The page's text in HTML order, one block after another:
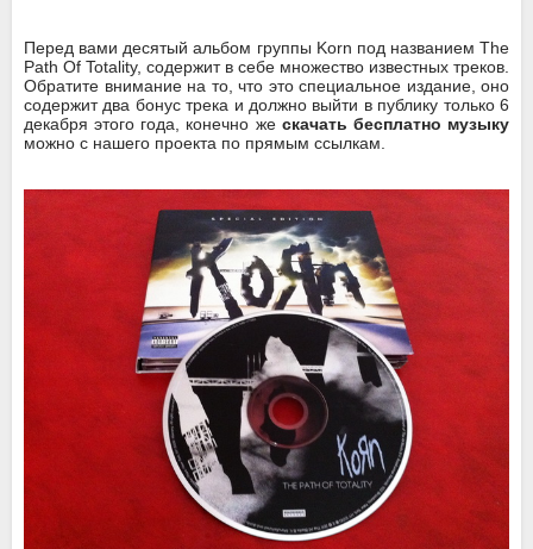
Перед вами десятый альбом группы Korn под названием The
Path Of Totality, содержит в себе множество известных треков.
Обратите внимание на то, что это специальное издание, оно
содержит два бонус трека и должно выйти в публику только 6
декабря этого года, конечно же скачать бесплатно музыку
можно с нашего проекта по прямым ссылкам.